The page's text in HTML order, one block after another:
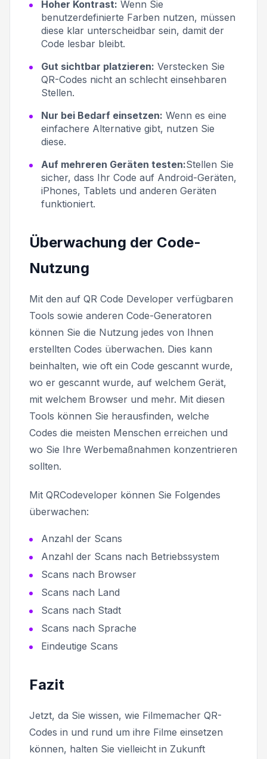
Hoher Kontrast: Wenn Sie
benutzerdefinierte Farben nutzen, müssen
diese klar unterscheidbar sein, damit der
Code lesbar bleibt.
Gut sichtbar platzieren: Verstecken Sie
QR-Codes nicht an schlecht einsehbaren
Stellen.
Nur bei Bedarf einsetzen: Wenn es eine
einfachere Alternative gibt, nutzen Sie
diese.
Auf mehreren Geräten testen:Stellen Sie
sicher, dass Ihr Code auf Android-Geräten,
iPhones, Tablets und anderen Geräten
funktioniert.
Überwachung der Code-
Nutzung
Mit den auf QR Code Developer verfügbaren
Tools sowie anderen Code-Generatoren
können Sie die Nutzung jedes von Ihnen
erstellten Codes überwachen. Dies kann
beinhalten, wie oft ein Code gescannt wurde,
wo er gescannt wurde, auf welchem Gerät,
mit welchem Browser und mehr. Mit diesen
Tools können Sie herausfinden, welche
Codes die meisten Menschen erreichen und
wo Sie Ihre Werbemaßnahmen konzentrieren
sollten.
Mit QRCodeveloper können Sie Folgendes
überwachen:
Anzahl der Scans
Anzahl der Scans nach Betriebssystem
Scans nach Browser
Scans nach Land
Scans nach Stadt
Scans nach Sprache
Eindeutige Scans
Fazit
Jetzt, da Sie wissen, wie Filmemacher QR-
Codes in und rund um ihre Filme einsetzen
können, halten Sie vielleicht in Zukunft